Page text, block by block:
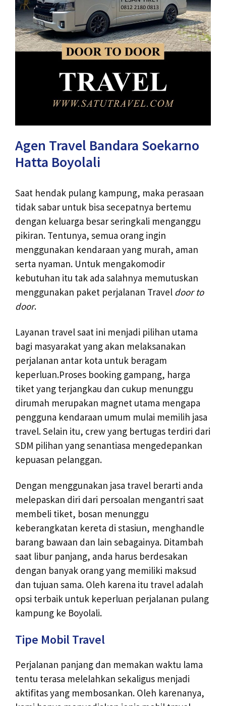
Agen Travel Bandara Soekarno
Hatta Boyolali
Saat hendak pulang kampung, maka perasaan
tidak sabar untuk bisa secepatnya bertemu
dengan keluarga besar seringkali menganggu
pikiran. Tentunya, semua orang ingin
menggunakan kendaraan yang murah, aman
serta nyaman. Untuk mengakomodir
kebutuhan itu tak ada salahnya memutuskan
menggunakan paket perjalanan Travel door to
door.
Layanan travel saat ini menjadi pilihan utama
bagi masyarakat yang akan melaksanakan
perjalanan antar kota untuk beragam
keperluan.Proses booking gampang, harga
tiket yang terjangkau dan cukup menunggu
dirumah merupakan magnet utama mengapa
pengguna kendaraan umum mulai memilih jasa
travel. Selain itu, crew yang bertugas terdiri dari
SDM pilihan yang senantiasa mengedepankan
kepuasan pelanggan.
Dengan menggunakan jasa travel berarti anda
melepaskan diri dari persoalan mengantri saat
membeli tiket, bosan menunggu
keberangkatan kereta di stasiun, menghandle
barang bawaan dan lain sebagainya. Ditambah
saat libur panjang, anda harus berdesakan
dengan banyak orang yang memiliki maksud
dan tujuan sama. Oleh karena itu travel adalah
opsi terbaik untuk keperluan perjalanan pulang
kampung ke Boyolali.
Tipe Mobil Travel
Perjalanan panjang dan memakan waktu lama
tentu terasa melelahkan sekaligus menjadi
aktifitas yang membosankan. Oleh karenanya,